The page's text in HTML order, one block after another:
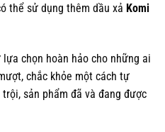
thể sử dụng thêm dầu xả Komi
lựa chọn hoàn hảo cho những ai
chắc khỏe một cách tự
sản phẩm đã và đang được